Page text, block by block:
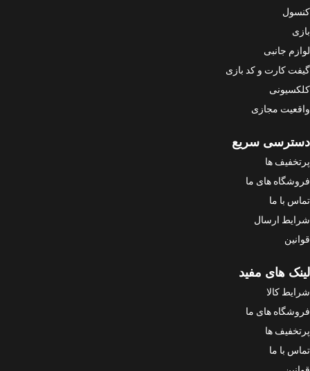
کنسول
بازی
لوازم جانبی
گیفت کارت و کد بازی
کلکسیونی
واقعیت مجازی
دسترسی سریع
پرتخفیف ها
فروشگاه های ما
تماس با ما
شرایط ارسال
قوانین
لینک های مفید
شرایط کالا
فروشگاه های ما
پرتخفیف ها
تماس با ما